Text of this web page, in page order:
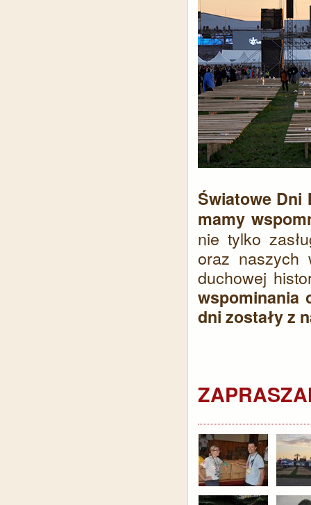
Światowe Dni
mamy
nie tylko
oraz naszych
duchowej
wspominania
dni zostały z